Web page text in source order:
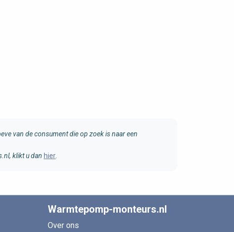
van de consument die op zoek is naar een
klikt u dan hier
Warmtepomp-monteurs.nl
Over ons